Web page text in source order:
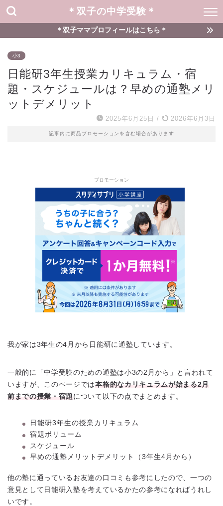
＊双子の中学受験＊
＊双子ママプロフィールはこちら＊
小3
日能研3年生授業カリキュラム・宿
題・スケジュールは？早めの通塾メリ
ットデメリット
2025年6月25日 / 2026年6月3日
記事内に商品プロモーションを含む場合があります
プロモーション
我が家は3年生の4月から日能研に通塾しています。
一般的に「中学受験のための通塾は小3の2月から」と言われて
いますが、このページでは本格的なカリキュラムが始まる2月
前までの授業・宿題について以下の点でまとめます。
日能研3年生の授業カリキュラム
宿題ボリューム
スケジュール
早めの通塾メリットデメリット（3年生4月から）
他の塾に通っているお友達の口コミも参考にしたので、一つの
意見として日能研入塾を考えているかたの参考になればうれし
いです。